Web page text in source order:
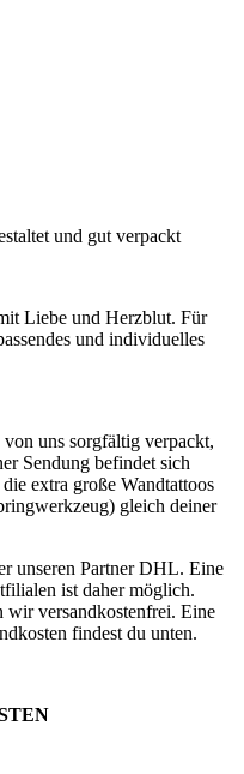
und gut verpackt
Liebe und Herzblut. Für
und individuelles
uns sorgfältig verpackt,
Sendung befindet sich
extra große Wandtattoos
gleich deiner
unseren Partner DHL. Eine
ist daher möglich.
wir versandkostenfrei. Eine
findest du unten.